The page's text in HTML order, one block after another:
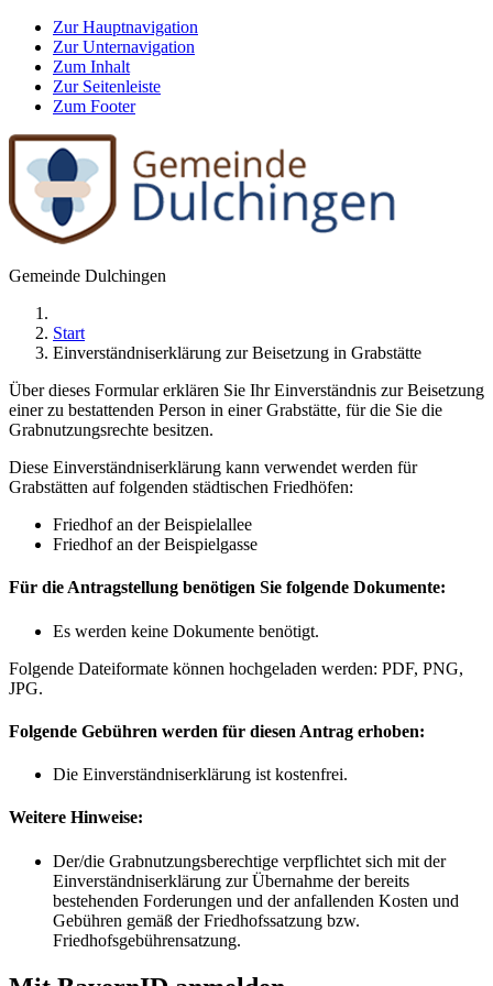
Zur Hauptnavigation
Zur Unternavigation
Zum Inhalt
Zur Seitenleiste
Zum Footer
Gemeinde Dulchingen
Start
Einverständniserklärung zur Beisetzung in Grabstätte
Über dieses Formular erklären Sie Ihr Einverständnis zur Beisetzung
einer zu bestattenden Person in einer Grabstätte, für die Sie die
Grabnutzungsrechte besitzen.
Diese Einverständniserklärung kann verwendet werden für
Grabstätten auf folgenden städtischen Friedhöfen:
Friedhof an der Beispielallee
Friedhof an der Beispielgasse
Für die Antragstellung benötigen Sie folgende Dokumente:
Es werden keine Dokumente benötigt.
Folgende Dateiformate können hochgeladen werden: PDF, PNG,
JPG.
Folgende Gebühren werden für diesen Antrag erhoben:
Die Einverständniserklärung ist kostenfrei.
Weitere Hinweise:
Der/die Grabnutzungsberechtige verpflichtet sich mit der
Einverständniserklärung zur Übernahme der bereits
bestehenden Forderungen und der anfallenden Kosten und
Gebühren gemäß der Friedhofssatzung bzw.
Friedhofsgebührensatzung.